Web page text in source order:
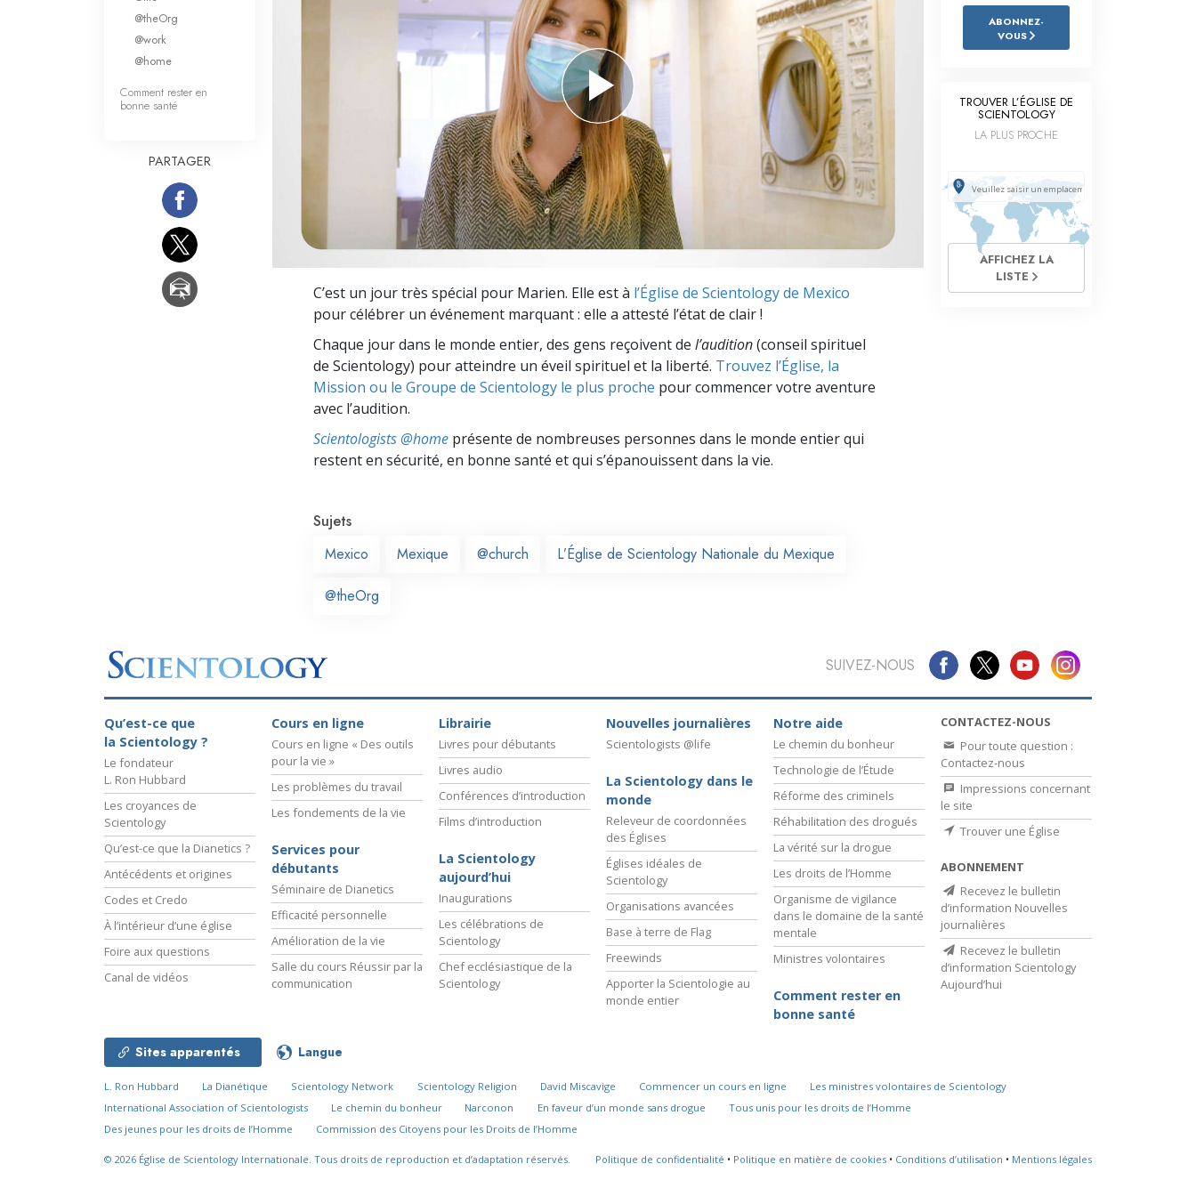
Qu’est-ce que la grandeur ? L’échelle des tons émotionnels
Réponses aux drogues
Des outils pour le monde du travail
La raison de l’oppression
Les fondements de l’organisation
Les fondements des relations publiques
C’est un jour très spécial pour Marien. Elle est à l’Église de Scientology de Mexico
pour célébrer un événement marquant : elle a attesté l’état de clair !
Chaque jour dans le monde entier, des gens reçoivent de l’audition(conseil spirituel
de Scientology) pour atteindre un éveil spirituel et la liberté. Trouvez l’Église, la
Mission ou le Groupe de Scientology le plus proche pour commencer votre aventure
avec l’audition.
Scientologists @home présente de nombreuses personnes dans le monde entier qui
restent en sécurité, en bonne santé et qui s’épanouissent dans la vie.
Sujets
Mexico
Mexique @church L’Église de Scientology Nationale du Mexique
@theOrg
@theOrg
@work
@home
Comment rester en
bonne santé
PARTAGER
ABONNEZ-
VOUS
TROUVER L’ÉGLISE DE
SCIENTOLOGY
LA PLUS PROCHE
AFFICHEZ LA
LISTE
SUIVEZ-NOUS
Qu’est-ce que
la Scientology ?
Le fondateur
L. Ron Hubbard
Les croyances de
Scientology
Qu’est-ce que la Dianetics ?
Antécédents et origines
Codes et Credo
À l’intérieur d’une église
Foire aux questions
Canal de vidéos
Cours en ligne
Cours en ligne « Des outils
pour la vie »
Les problèmes du travail
Les fondements de la vie
Services pour
débutants
Séminaire de Dianetics
Efficacité personnelle
Amélioration de la vie
Salle du cours Réussir par la
communication
Librairie
Livres pour débutants
Livres audio
Conférences d’introduction
Films d’introduction
La Scientology
aujourd’hui
Inaugurations
Les célébrations de
Scientology
Chef ecclésiastique de la
Scientology
Nouvelles journalières
Scientologists @life
La Scientology dans le
monde
Releveur de coordonnées
des Églises
Églises idéales de
Scientology
Organisations avancées
Base à terre de Flag
Freewinds
Apporter la Scientologie au
monde entier
Notre aide
Le chemin du bonheur
Technologie de l’Étude
Réforme des criminels
Réhabilitation des drogués
La vérité sur la drogue
Les droits de l’Homme
Organisme de vigilance
dans le domaine de la santé
mentale
Ministres volontaires
Comment rester en
bonne santé
CONTACTEZ-NOUS
Pour toute question :
Contactez-nous
Impressions concernant
le site
Trouver une Église
ABONNEMENT
Recevez le bulletin
d’information Nouvelles
journalières
Recevez le bulletin
d’information Scientology
Aujourd’hui
Sites apparentés Langue
L. Ron Hubbard La Dianétique Scientology Network Scientology Religion David Miscavige Commencer un cours en ligne
Les ministres volontaires de Scientology
International Association of Scientologists
Le chemin du bonheur Narconon En faveur d’un monde sans drogue
Tous unis pour les droits de l’Homme
Des jeunes pour les droits de l’Homme
Commission des Citoyens pour les Droits de l’Homme
© 2026 Église de Scientology Internationale. Tous droits de reproduction et d’adaptation réservés. Politique de confidentialité • Politique en matière de cookies • Conditions d’utilisation • Mentions légales